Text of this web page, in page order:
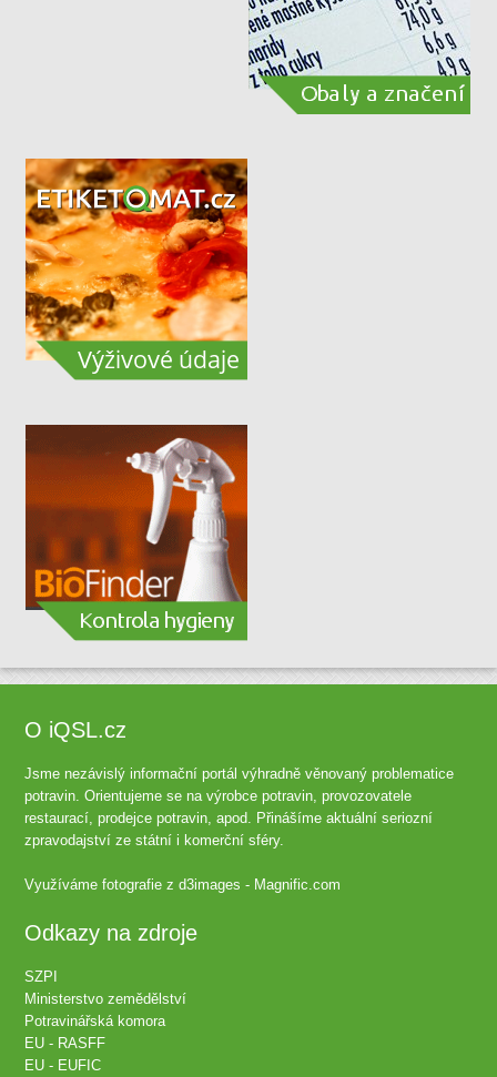
O iQSL.cz
Jsme nezávislý informační portál výhradně věnovaný problematice
potravin. Orientujeme se na výrobce potravin, provozovatele
restaurací, prodejce potravin, apod. Přinášíme aktuální seriozní
zpravodajství ze státní i komerční sféry.
Využíváme fotografie zd3images - Magnific.com
Odkazy na zdroje
SZPI
Ministerstvo zemědělství
Potravinářská komora
EU - RASFF
EU - EUFIC